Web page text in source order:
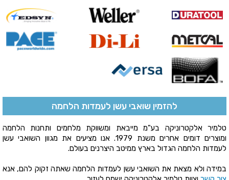
להזמין שואבי עשן לעמדות הלחמה
טלמיר אלקטרוניקה בע"מ מייבאת ומשווקת מלחמים ותחנות הלחמה
ומוצרים דומים אחרים משנת 1979. אנו מציעים את מגוון השואבי עשן
לעמדות הלחמה הגדול בארץ ממיטב היצרנים בעולם.
במידה ולא מצאת את השואבי עשן לעמדות הלחמה שאתה זקוק להם, אנא